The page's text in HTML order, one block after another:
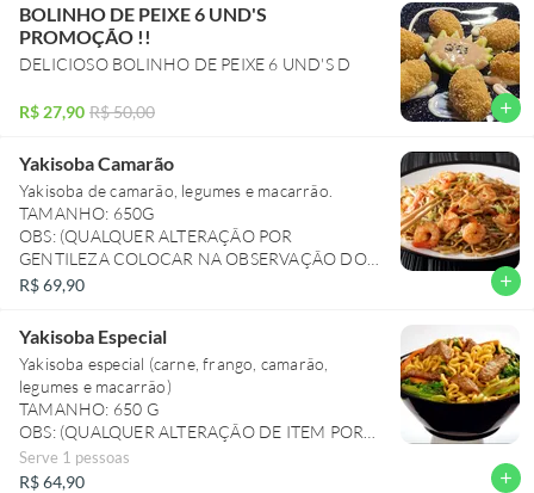
BOLINHO DE PEIXE 6 UND'S
PROMOÇÃO !!
DELICIOSO BOLINHO DE PEIXE 6 UND'S D
R$ 27,90 R$ 50,00 add
Yakisoba Camarão
Yakisoba de camarão, legumes e macarrão.
TAMANHO: 650G
OBS: (QUALQUER ALTERAÇÃO POR
GENTILEZA COLOCAR NA OBSERVAÇÃO DO
PRATO)
R$ 69,90 add
Yakisoba Especial
Yakisoba especial (carne, frango, camarão,
legumes e macarrão)
TAMANHO: 650 G
OBS: (QUALQUER ALTERAÇÃO DE ITEM POR
GENTILEZA COLOCAR NA DESCRIÇÃO DO
PRATO)
Serve 1 pessoas
R$ 64,90 add